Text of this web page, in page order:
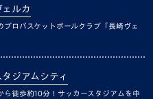
ェルカ
プロバスケットボールクラブ「長崎ヴェ
タジアムシティ
ら徒歩約10分！サッカースタジアムを中